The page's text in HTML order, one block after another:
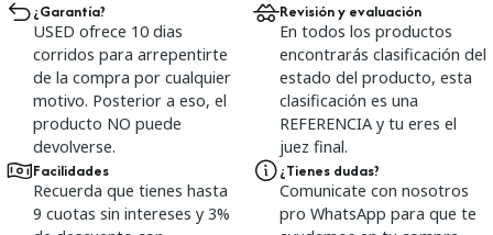
¿Garantía?
USED ofrece 10 dias
corridos para arrepentirte
de la compra por cualquier
motivo. Posterior a eso, el
producto NO puede
devolverse.
Revisión y evaluación
En todos los productos
encontrarás clasificación del
estado del producto, esta
clasificación es una
REFERENCIA y tu eres el
juez final.
Facilidades
Recuerda que tienes hasta
9 cuotas sin intereses y 3%
¿Tienes dudas?
Comunicate con nosotros
pro WhatsApp para que te